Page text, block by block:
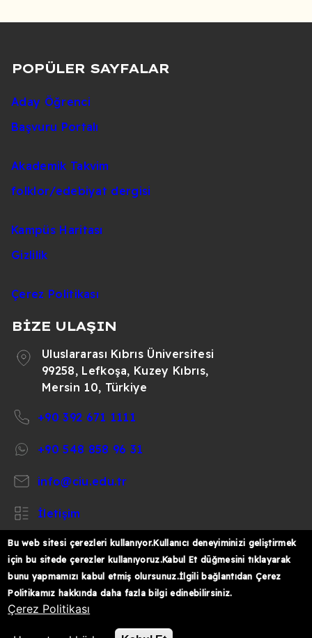
POPÜLER SAYFALAR
Aday Öğrenci
Başvuru Portalı
Akademik Takvim
folklor/edebiyat dergisi
Kampüs Haritası
Gizlilik
Çerez Politikası
BİZE ULAŞIN
Uluslararası Kıbrıs Üniversitesi
99258, Lefkoşa, Kuzey Kıbrıs,
Mersin 10, Türkiye
+90 392 671 1111
+90 548 858 96 31
info@ciu.edu.tr
İletişim
https://www.facebook.com/CIUOfficial
https://twitter.com/CIUOfficial
https://www.instagram.com/
https://www.youtube.com/
https://
k%C4%B1br%C4%B1s-
© 2026 Uluslararası Kıbrıs Üniversitesi
Bu web sitesi çerezleri kullanıyor.Kullanıcı deneyiminizi geliştirmek
için bu sitede çerezler kullanıyoruz.Kabul Et düğmesini tıklayarak
bunu yapmamızı kabul etmiş olursunuz.İlgili bağlantıdan Çerez
Politikamız hakkında daha fazla bilgi edinebilirsiniz.
Çerez Politikası